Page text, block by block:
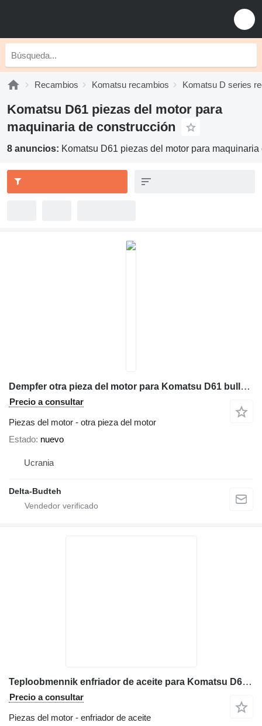
Recambios Komatsu recambios Komatsu D series
Komatsu D61 piezas del motor para
maquinaria de construcción
8 anuncios: Komatsu D61 piezas del motor para
Dempfer otra pieza del motor para Komatsu D61 bulldozer
Precio a consultar
Piezas del motor - otra pieza del motor
Estado nuevo
Ucrania
Delta-Budteh
Teploobmennik enfriador de aceite para Komatsu D61 bulldozer
Precio a consultar
Piezas del motor - enfriador de aceite